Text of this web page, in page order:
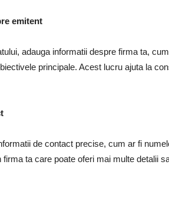
emitent
adauga informatii despre firma ta,
principale. Acest lucru ajuta la
de contact precise, cum ar fi
firma ta care poate oferi mai multe detalii